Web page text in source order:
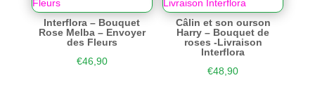
Interflora – Bouquet
Rose Melba – Envoyer
des Fleurs
€46,90
Câlin et son ourson
Harry – Bouquet de
roses -Livraison
Interflora
€48,90